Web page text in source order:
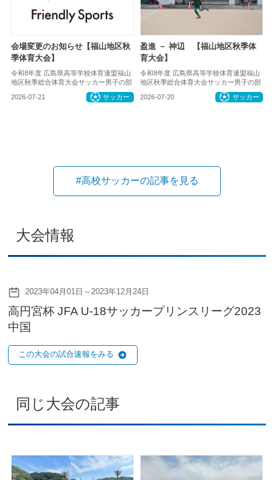
会場変更のお知らせ【福山地区秋
季体育大会】
令和8年度 広島県高等学校体育連盟福山
地区秋季総合体育大会サッカー男子の部
2026-07-21 サッカー
盈進 － 神辺 【福山地区秋季体
育大会】
令和8年度 広島県高等学校体育連盟福山
地区秋季総合体育大会サッカー男子の部
2026-07-20 サッカー
#高校サッカーの記事を見る
大会情報
2023年04月01日～2023年12月24日
高円宮杯 JFA U-18サッカープリンスリーグ2023
中国
この大会の試合速報をみる
同じ大会の記事